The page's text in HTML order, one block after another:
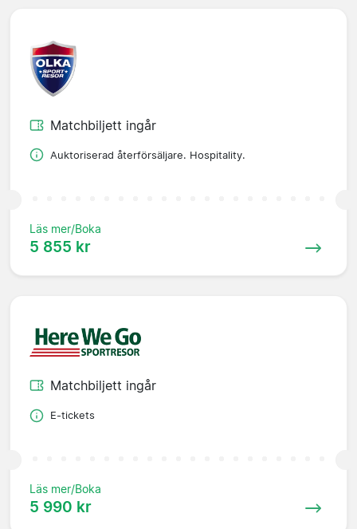
Matchbiljett ingår
Auktoriserad återförsäljare. Hospitality.
Läs mer/Boka
5 855 kr
Matchbiljett ingår
E-tickets
Läs mer/Boka
5 990 kr